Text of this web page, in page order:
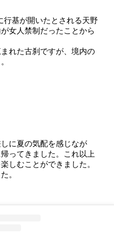
行基が開いたとされる天野
女人禁制だったことから
れた古刹ですが、境内の
に夏の気配を感じなが
ってきました。これ以上
しむことができました。
。